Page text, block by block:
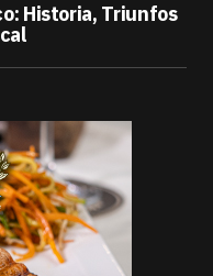
Historia, Triunfos